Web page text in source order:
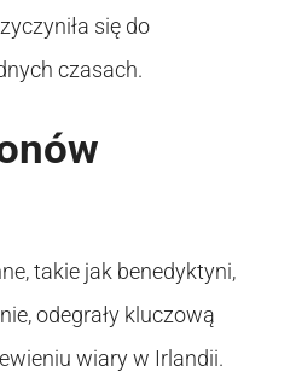
się do
czasach.
takie jak benedyktyni,
odegrały kluczową
wiary w Irlandii.